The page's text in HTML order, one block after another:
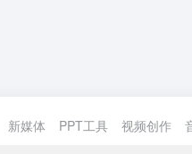
新媒体 PPT工具 视频创作